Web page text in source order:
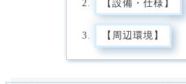
【設備・仕様】
【周辺環境】